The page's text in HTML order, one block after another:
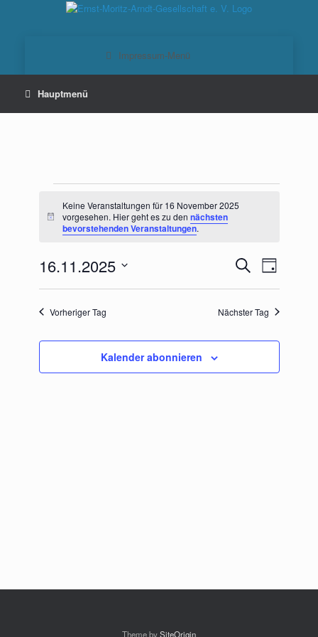
16
November
Hinweis
Keine Veranstaltungen für 16 November 2025
vorgesehen. Hier geht es zu den nächsten
bevorstehenden Veranstaltungen.
Veranstaltungen
Suche
und
Navigation
Suche
Ansichten-
Navigation
Tag
16.11.2025
Vorheriger Tag Nächster Tag
Kalender abonnieren
Theme bySiteOrigin